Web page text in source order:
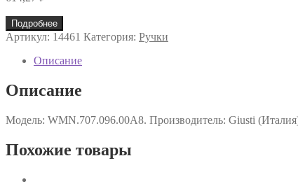
Подробнее
Артикул: 14461 Категория: Ручки
Описание
Описание
Модель: WMN.707.096.00A8. Производитель: Giusti
Похожие товары